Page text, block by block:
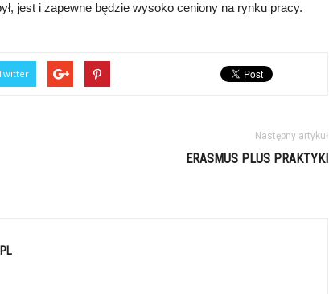
jest i zapewne będzie wysoko ceniony na rynku pracy.
Następny artykuł
ERASMUS PLUS PRAKTYKI